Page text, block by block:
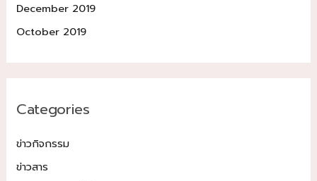
December 2019
October 2019
Categories
ข่าวกิจกรรม
ข่าวสาร